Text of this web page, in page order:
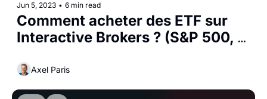
Jun 5, 2023 • 6 min read
Comment acheter des ETF sur
Interactive Brokers ? (S&P 500,
Axel Paris